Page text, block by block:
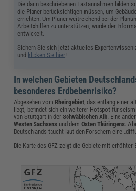
Die darin beschriebenen Lastannahmen bilden
die Planer berücksichtigen müssen, um
errichten. Um Planer weitreichend bei der
Arbeitshilfen zu unterstützen, wurde der
entwickelt.
Sichern Sie sich jetzt aktuelles Expertenwissen
und klicken Sie hier!
In welchen Gebieten
besonderes Erdbebenrisiko?
Abgesehen vom Rheingebiet , das entlang einer
liegt, befindet sich ein weiterer Hotspot für
von Stuttgart in derSchwäbischen Alb . Eine
Westen Sachsens und demOsten Thüringens .
Deutschlands taucht laut den Forschern eine
Die Karte des GFZ zeigt die Gebiete mit erhöhter